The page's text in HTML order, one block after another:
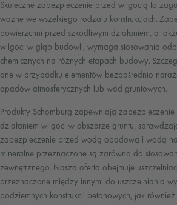
Skuteczne zabezpieczenie przed wilgocią to
ważne we wszelkiego rodzaju konstrukcjach.
powierzchni przed szkodliwym działaniem, a
wilgoci w głąb budowli, wymaga stosowania
chemicznych na różnych etapach budowy.
one w przypadku elementów bezpośrednio
opadów atmosferycznych lub wód gruntowych.
Produkty Schomburg zapewniają zabezpieczenie
działaniem wilgoci w obszarze gruntu,
zabezpieczenie przed wodą opadową i wodą
mineralne przeznaczone są zarówno do
zewnętrznego. Nasza oferta obejmuje
przeznaczone między innymi do uszczelniania
podziemnych konstrukcji betonowych, jak